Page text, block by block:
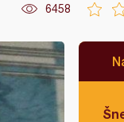
6458